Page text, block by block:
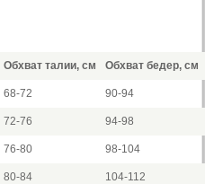
Обхват талии, см Обхват бедер, см
68-72 90-94
72-76 94-98
76-80 98-104
80-84 104-112